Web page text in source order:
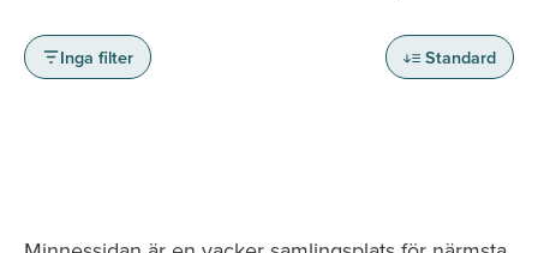
Inga filter Standard